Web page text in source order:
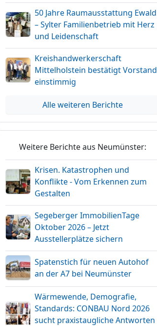
50 Jahre Raumausstattung Ewald
– Sylter Familienbetrieb mit Herz
und Leidenschaft
Kreishandwerkerschaft
Mittelholstein bestätigt Vorstand
einstimmig
Alle weiteren Berichte
Weitere Berichte aus Neumünster:
Krisen. Katastrophen und
Konflikte - Vom Erkennen zum
Gestalten
Segeberger ImmobilienTage
Oktober 2026 – Jetzt
Ausstellerplätze sichern
Spatenstich für neuen Autohof
an der A7 bei Neumünster
Wärmewende, Demografie,
Standards: CONBAU Nord 2026
sucht praxistaugliche Antworten